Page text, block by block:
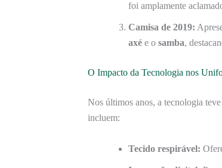
foi amplamente
Camisa de 2019:
axé e o samba,
O Impacto da Tecnologia nos
Nos últimos anos, a tecnologia
incluem:
Tecido respirável: